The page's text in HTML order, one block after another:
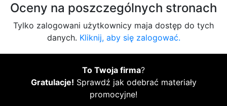
Oceny na poszczególnych stronach
Tylko zalogowani użytkownicy maja dostęp do tych
danych. Kliknij, aby się zalogować.
To Twoja firma?
Gratulacje! Sprawdź jak odebrać materiały
promocyjne!